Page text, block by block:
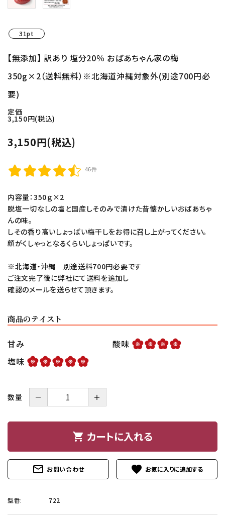
生梅(果実の梅)
和歌山産みかん
紀州産野菜・特産品
紀州備長炭
よみもの
お客様ガイド
ご利用ガイド
プライバシーポリシー
特定商取引法について
31pt
【無添加】 訳あり 塩分20％ おばあちゃん家の梅
350g×2（送料無料）※北海道沖縄対象外(別途700円必
要)
定価
3,150円(税込)
3,150円(税込)
46件
内容量：350ｇ×2
脱塩一切なしの塩と国産しそのみで漬けた昔懐かしいおばあちゃ
んの味。
しその香り高いしょっぱい梅干しをお得に召し上がってください。
顔がくしゃっとなるくらいしょっぱいです。
※北海道・沖縄 別途送料700円必要です
ご注文完了後に弊社にて送料を追加し
確認のメールを送らせて頂きます。
商品のテイスト
甘み
酸味
塩味
数量 － ＋
shopping_cart カートに入れる
mail_outline お問い合わせ favorite
型番: 722